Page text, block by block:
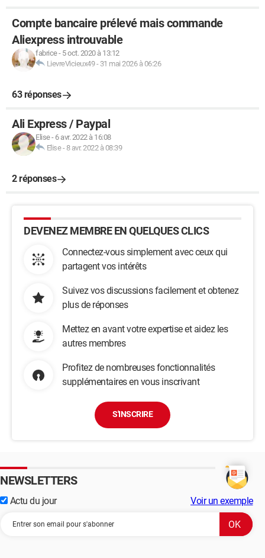
Compte bancaire prélevé mais commande
Aliexpress introuvable
fabrice- 5 oct. 2020 à 13:12
LievreVicieux49- 31 mai 2026 à 06:26
63 réponses
Ali Express / Paypal
Elise- 6 avr. 2022 à 16:08
Elise- 8 avr. 2022 à 08:39
2 réponses
DEVENEZ MEMBRE EN QUELQUES CLICS
Connectez-vous simplement avec ceux qui
partagent vos intérêts
Suivez vos discussions facilement et obtenez
plus de réponses
Mettez en avant votre expertise et aidez les
autres membres
Profitez de nombreuses fonctionnalités
supplémentaires en vous inscrivant
S'INSCRIRE
NEWSLETTERS
Actu du jour Voir un exemple